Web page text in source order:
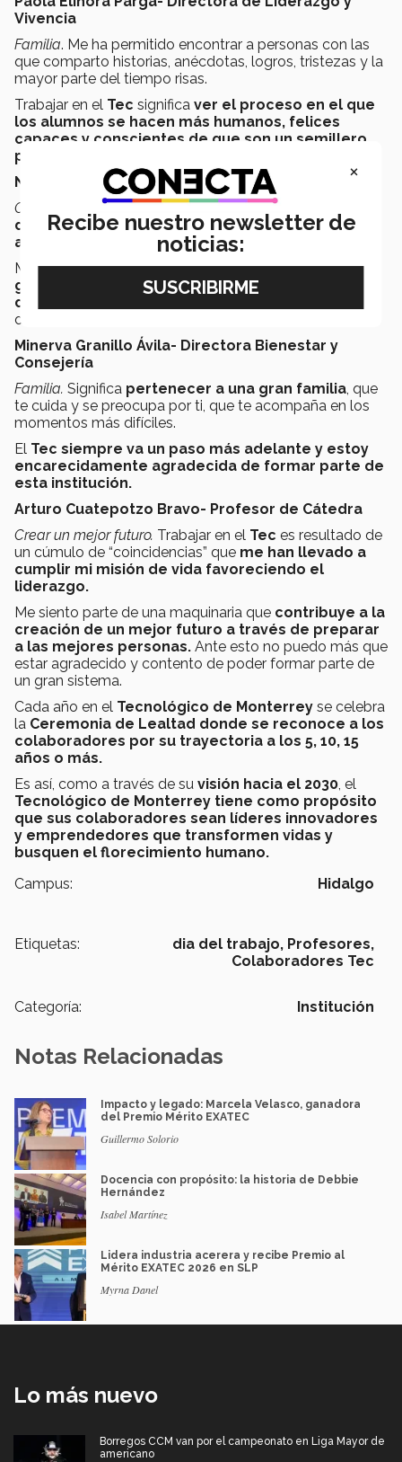
Vivencia
Familia. Me ha permitido encontrar a personas con las
que comparto historias, anécdotas, logros, tristezas y la
mayor parte del tiempo risas.
Trabajar en el Tec significa ver el proceso en el que
los alumnos se hacen más humanos, felices
capaces y conscientes de que son un semillero
para crear cosas extraordinarias.
Nancy Arteaga Arteaga- Ejecutiva Tesorería
Crecer, aprender y compartir. Trabajar en el
descubrir que siempre habrá alguien que te
apoye, escuche, ayude e impulse a mejorar.
Me ha enseñado quetodos aportamos nuestro
granito de arena
desde nuestra área
diferencia
diferentes.
Minerva Granillo Ávila- Directora Bienestar y
Consejería
Familia. Significa pertenecer a una gran familia, que
te cuida y se preocupa por ti, que te acompaña en los
momentos más difíciles.
El Tec siempre va un paso más adelante y estoy
encarecidamente agradecida de formar parte de
esta institución.
Arturo Cuatepotzo Bravo- Profesor de Cátedra
Crear un mejor futuro. Trabajar en el Tec es resultado de
un cúmulo de “coincidencias” que me han llevado a
cumplir mi misión de vida favoreciendo el
liderazgo.
Me siento parte de una maquinaria que contribuye a la
creación de un mejor futuro a través de preparar
a las mejores personas. Ante esto no puedo más que
estar agradecido y contento de poder formar parte de
un gran sistema.
Cada año en el Tecnológico de Monterrey se celebra
la Ceremonia de Lealtad donde se reconoce a los
colaboradores por su trayectoria a los 5, 10, 15
años o más.
Es así, como a través de su visión hacia el 2030, el
Tecnológico de Monterrey tiene como propósito
que sus colaboradores sean líderes innovadores
y emprendedores que transformen vidas y
busquen el florecimiento humano.
Campus:
Hidalgo
Etiquetas: dia del trabajo, Profesores,
Colaboradores Tec
Categoría: Institución
Notas Relacionadas
Impacto y legado: Marcela Velasco, ganadora
del Premio Mérito EXATEC
Guillermo Solorio
Docencia con propósito: la historia de Debbie
Hernández
Isabel Martínez
Lidera industria acerera y recibe Premio al
Mérito EXATEC 2026 en SLP
Myrna Danel
Lo más nuevo
Borregos CCM van por el campeonato en Liga Mayor de
americano
×
Recibe nuestro newsletter de
noticias: